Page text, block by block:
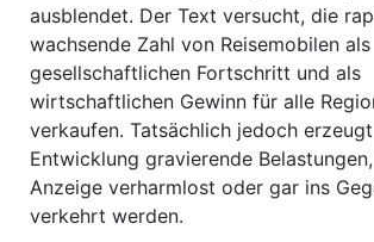
ausblendet. Der Text versucht, die
wachsende Zahl von Reisemobilen als
gesellschaftlichen Fortschritt und als
wirtschaftlichen Gewinn für alle
verkaufen. Tatsächlich jedoch
Entwicklung gravierende
Anzeige verharmlost oder gar ins
verkehrt werden.